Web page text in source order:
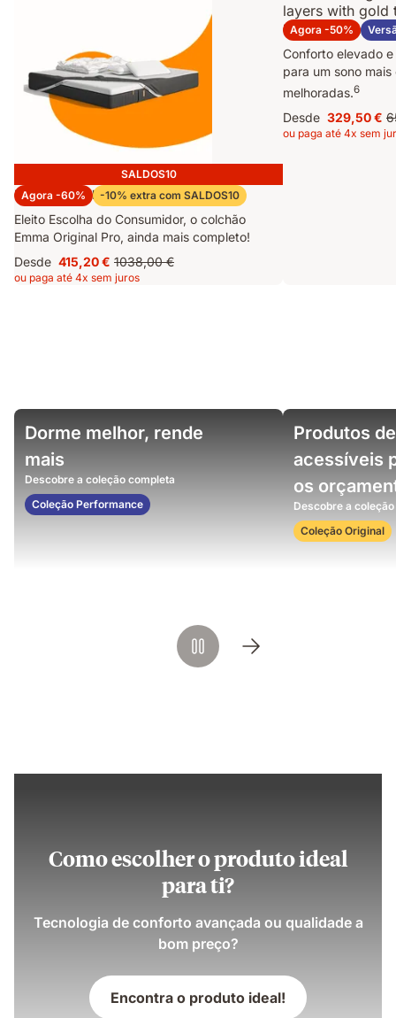
SALDOS10
Agora -60%
-10% extra com SALDOS10
Pack Original Pro e Edredon
Eleito Escolha do Consumidor, o colchão
Emma Original Pro, ainda mais completo!
Desde Preço
415,20 €
415,20 € Preço
original
1038,00 €
ou paga até 4x sem juros
Agora -50%
Emma Original Pro
Conforto elevado
para um sono
melhoradas.6
Desde Preço
329,50 €
329,50 €
ou paga até 4x sem
Dorme melhor, rende
mais
Descobre a coleção completa
Coleção Performance
Woman
on
bedroom
with
the
Produtos
acessíveis
os
Descobre a
Coleção Original
Video
showing
weighted
balls
resting
on
an
Emma
Como escolher o produto ideal
para ti?
Tecnologia de conforto avançada ou qualidade a
bom preço?
Encontra o produto ideal!